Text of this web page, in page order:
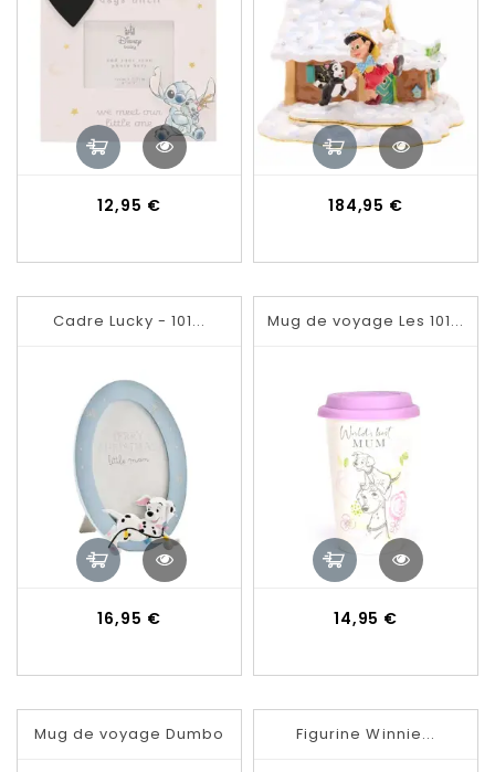
12,95 €Prix 184,95 €
Cadre Lucky - 101...
16,95 €Prix
Mug de voyage Les 101...
14,95 €
Mug de voyage Dumbo Figurine Winnie...